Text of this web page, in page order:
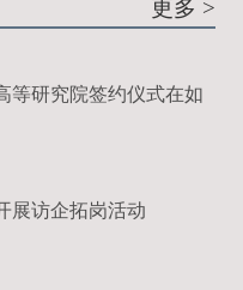
更多 >
等研究院签约仪式在如
展访企拓岗活动